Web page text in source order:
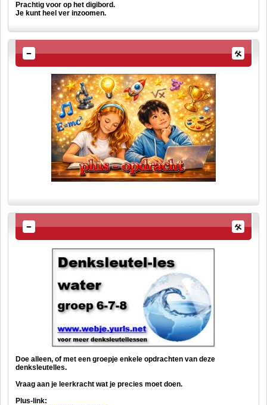
Prachtig voor op het digibord.
Je kunt heel ver inzoomen.
Doe alleen, of met een groepje enkele opdrachten van deze
denksleutelles.
Vraag aan je leerkracht wat je precies moet doen.
Plus-link: